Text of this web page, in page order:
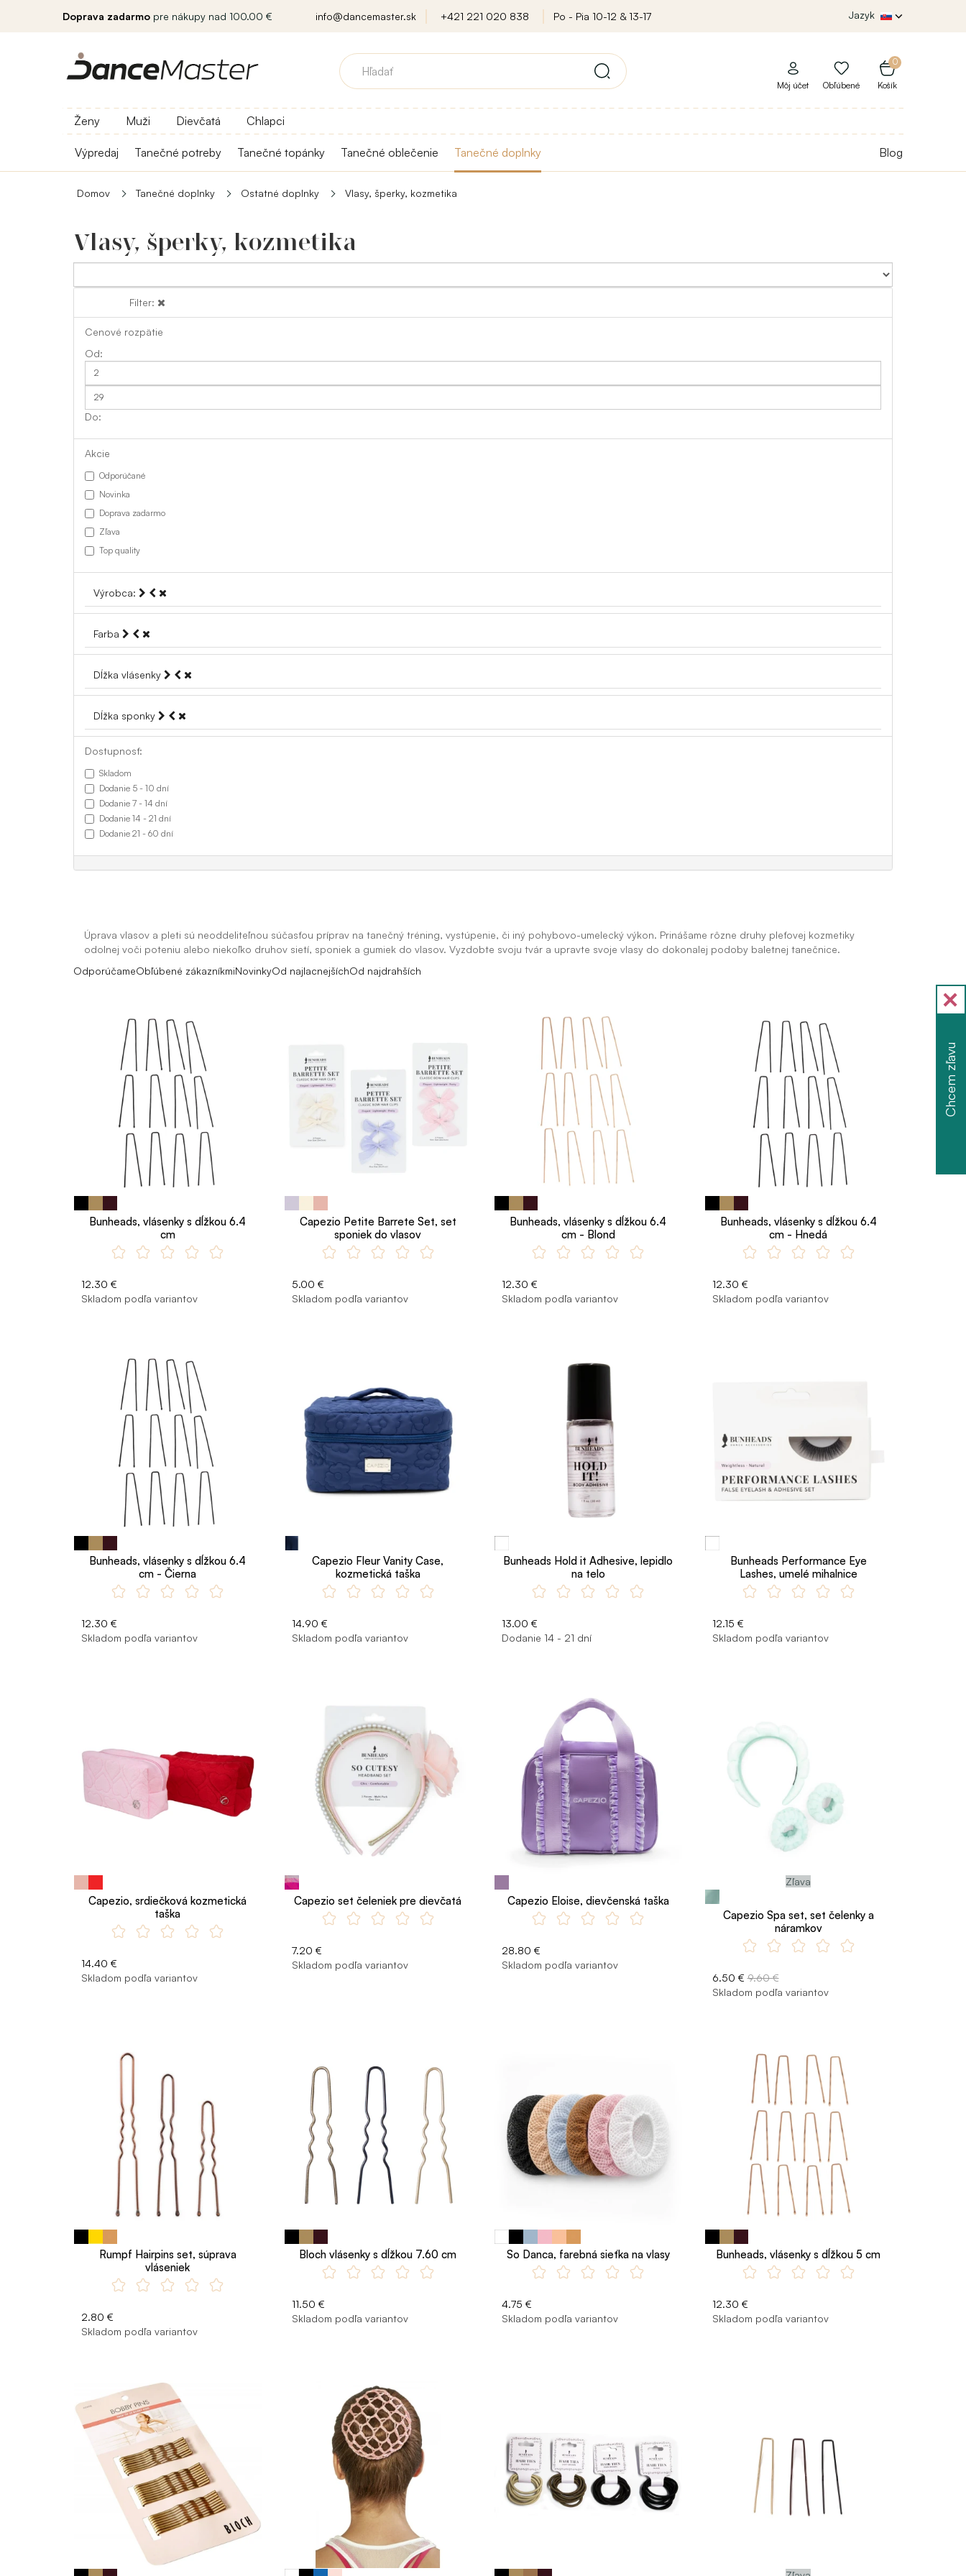
Doprava zadarmo pre nákupy nad 100.00 € info@dancemaster.sk +421 221 020 838 Po - Pia 10-12 & 13-17 Jazyk
0
Košík
Môj účet Obľúbené
Ženy Muži Dievčatá Chlapci
Výpredaj Tanečné potreby Tanečné topánky Tanečné oblečenie Tanečné doplnky Blog
Domov Tanečné doplnky Ostatné doplnky Vlasy, šperky, kozmetika
Vlasy, šperky, kozmetika
Filter:
Cenové rozpätie
Akcie
Odporúčané
Novinka
Doprava zadarmo
Zľava
Top quality
Výrobca:
Farba
Dĺžka vlásenky
Dĺžka sponky
Dostupnosť:
Skladom
Dodanie 5 - 10 dní
Dodanie 7 - 14 dní
Dodanie 14 - 21 dní
Dodanie 21 - 60 dní
Úprava vlasov a pleti sú neoddeliteľnou súčasťou príprav na tanečný tréning, vystúpenie, či iný pohybovo-umelecký výkon. Prinášame rôzne druhy pleťovej kozmetiky
odolnej voči poteniu alebo niekoľko druhov sietí, sponiek a gumiek do vlasov. Vyzdobte svoju tvár a upravte svoje vlasy do dokonalej podoby baletnej tanečnice.
OdporúčameObľúbené zákazníkmiNovinkyOd najlacnejšíchOd najdrahších
Bunheads, vlásenky s dĺžkou 6.4
cm
12.30 €
Skladom podľa variantov
Capezio Petite Barrete Set, set
sponiek do vlasov
5.00 €
Skladom podľa variantov
Bunheads, vlásenky s dĺžkou 6.4
cm - Blond
12.30 €
Skladom podľa variantov
Bunheads, vlásenky s dĺžkou 6.4
cm - Hnedá
12.30 €
Skladom podľa variantov
Bunheads, vlásenky s dĺžkou 6.4
cm - Čierna
12.30 €
Skladom podľa variantov
Capezio Fleur Vanity Case,
kozmetická taška
14.90 €
Skladom podľa variantov
Bunheads Hold it Adhesive, lepidlo
na telo
13.00 €
Dodanie 14 - 21 dní
Bunheads Performance Eye
Lashes, umelé mihalnice
12.15 €
Skladom podľa variantov
Capezio, srdiečková kozmetická
taška
14.40 €
Skladom podľa variantov
Capezio set čeleniek pre dievčatá
7.20 €
Skladom podľa variantov
Capezio Eloise, dievčenská taška
28.80 €
Skladom podľa variantov
Zľava
Capezio Spa set, set čelenky a
náramkov
6.50 € 9.60 €
Skladom podľa variantov
Rumpf Hairpins set, súprava
vláseniek
2.80 €
Skladom podľa variantov
Bloch vlásenky s dĺžkou 7.60 cm
11.50 €
Skladom podľa variantov
So Danca, farebná sieťka na vlasy
4.75 €
Skladom podľa variantov
Bunheads, vlásenky s dĺžkou 5 cm
12.30 €
Skladom podľa variantov
Chcem zľavu